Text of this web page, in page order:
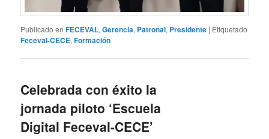
Publicado en FECEVAL,Gerencia, Patronal, Presidente | Etiquetado
Feceval-CECE,Formación
Celebrada con éxito la
jornada piloto ‘Escuela
Digital Feceval-CECE’